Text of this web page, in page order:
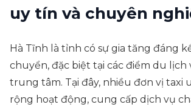
uy tín và chuyên
Hà Tĩnh là tỉnh có sự gia tăng đáng
chuyển, đặc biệt tại các điểm du lịch
trung tâm. Tại đây, nhiều đơn vị taxi
rộng hoạt động, cung cấp dịch vụ